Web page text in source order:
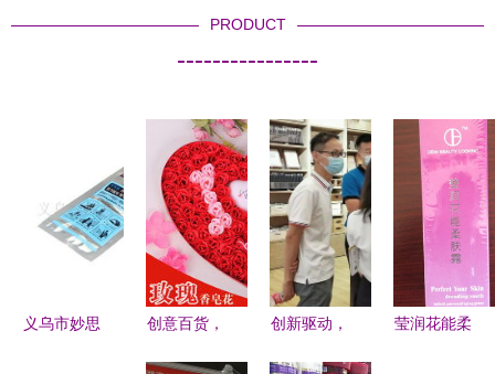
PRODUCT
----------------
义乌市妙思
创意百货，
创新驱动，
莹润花能柔